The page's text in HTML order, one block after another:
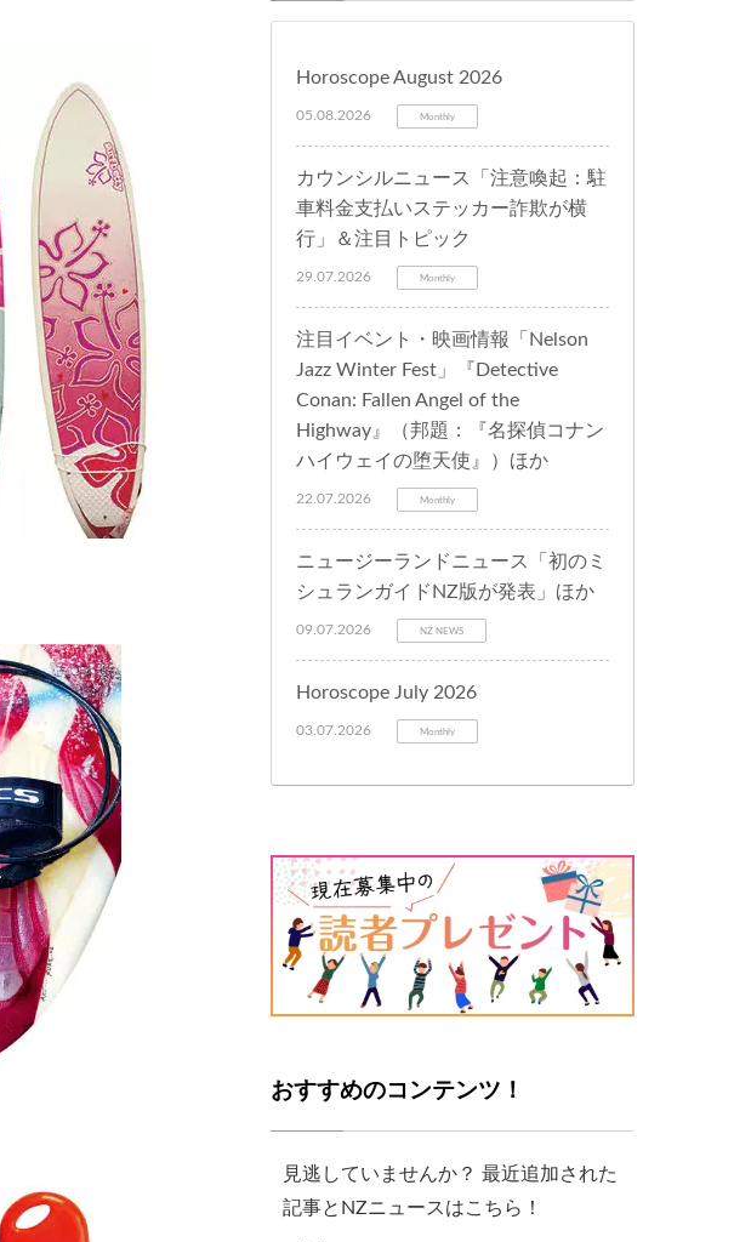
Horoscope August 2026
05.08.2026 Monthly
カウンシルニュース「注意喚起：駐
車料金支払いステッカー詐欺が横
行」＆注目トピック
29.07.2026 Monthly
注目イベント・映画情報「Nelson
Jazz Winter Fest」『Detective
Conan: Fallen Angel of the
Highway』（邦題：『名探偵コナン
ハイウェイの堕天使』）ほか
22.07.2026 Monthly
ニュージーランドニュース「初のミ
シュランガイドNZ版が発表」ほか
09.07.2026 NZ NEWS
Horoscope July 2026
03.07.2026 Monthly
おすすめのコンテンツ！
見逃していませんか？ 最近追加された
記事とNZニュースはこちら！